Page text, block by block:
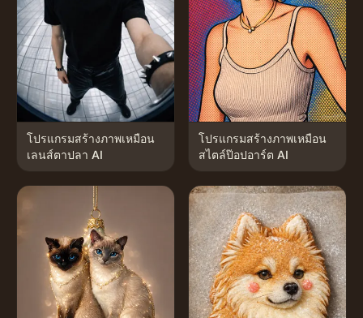
โปรแกรมสร้างภาพเหมือน
เลนส์ตาปลา AI
โปรแกรมสร้างภาพเหมือน
สไตล์ป๊อปอาร์ต AI